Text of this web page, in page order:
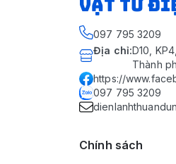
VẬT TƯ
097 795 3209
Địa chỉ:D10,
Thành
https://
097 795 3209
Chính sách